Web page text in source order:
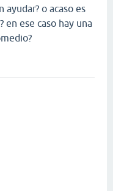
o acaso es
en ese caso hay una